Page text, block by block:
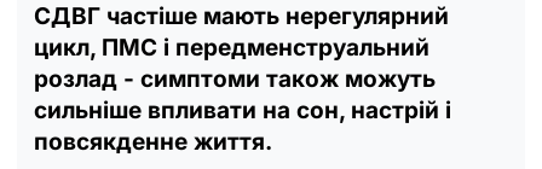
СДВГ частіше мають нерегулярний
цикл, ПМС і передменструальний
розлад - симптоми також можуть
сильніше впливати на сон, настрій і
повсякденне життя.